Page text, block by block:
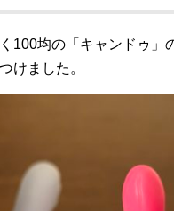
100均の「キャンドゥ」
けました。